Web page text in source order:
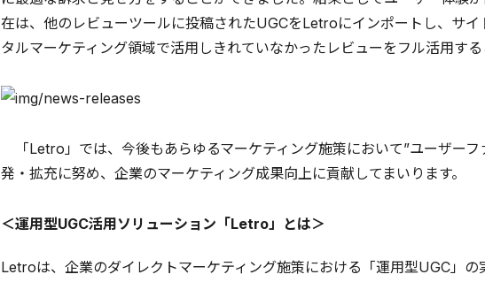
在は、他のレビューツールに投稿されたUGCをLetroにインポートし、サ
タルマーケティング領域で活用しきれていなかったレビューをフル活用す
「Letro」では、今後もあらゆるマーケティング施策において”ユーザー
発・拡充に努め、企業のマーケティング成果向上に貢献してまいります。
＜運用型UGC活用ソリューション「Letro」とは＞
Letroは、企業のダイレクトマーケティング施策における「運用型UGC」